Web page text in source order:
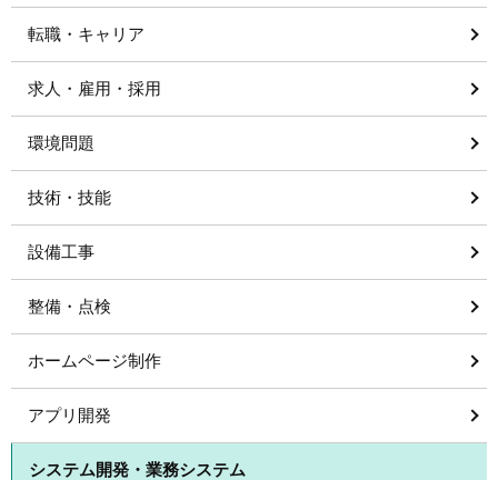
転職・キャリア
求人・雇用・採用
環境問題
技術・技能
設備工事
整備・点検
ホームページ制作
アプリ開発
システム開発・業務システム